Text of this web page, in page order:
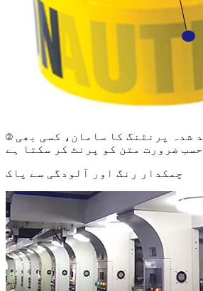
② اعلی درجے کی درآمد شدہ پرنٹنگ کا سامان، کسی بھی
چمکدار رنگ اور آلودگی سے پاک